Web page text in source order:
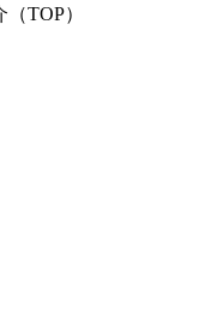
TOP）